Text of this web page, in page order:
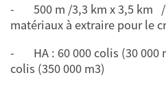
- 500 m /3,3 km x 3,5 km /
matériaux à extraire pour le
- HA : 60 000 colis (30 000
colis (350 000 m3)